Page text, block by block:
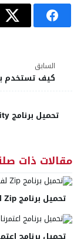
السابق
كيف تستخدم
تحميل برنامج audacity لمعالجة ملفات الصوت والموسيقى
مقالات ذات
تحميل برنامج Zip لفك الضغط مجاناً للكمبيوتر